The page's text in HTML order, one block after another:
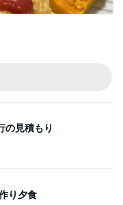
の見積もり
り夕食